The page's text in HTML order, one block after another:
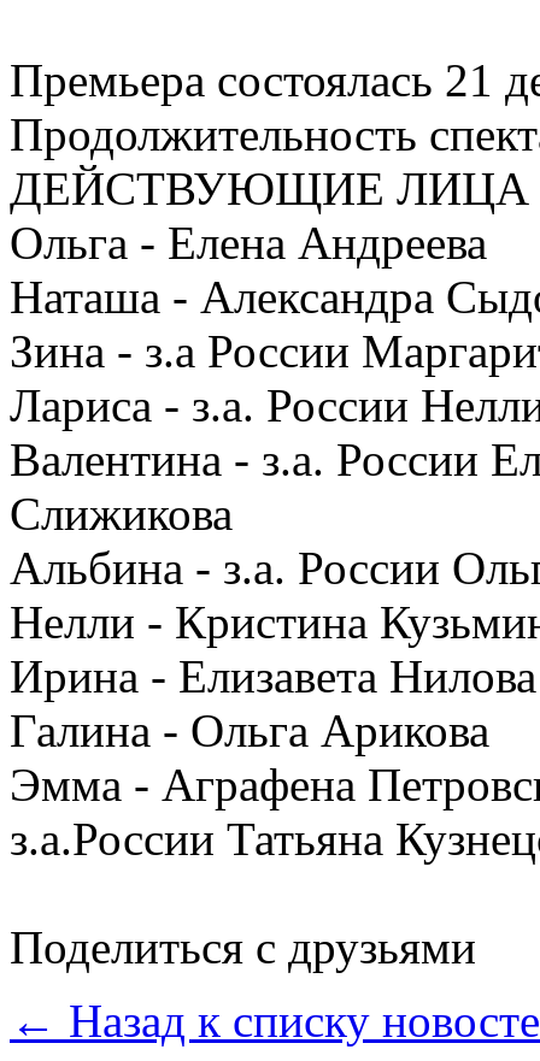
Премьера состоялась 21
Продолжительность
ДЕЙСТВУЮЩИЕ
Ольга - Елена Андреева
Наташа - Александра
Зина - з.а России
Лариса - з.а. России
Валентина - з.а. России
Слижикова
Альбина - з.а. России
Нелли - Кристина
Ирина - Елизавета Нилова
Галина - Ольга Арикова
Эмма - Аграфена
з.а.России Татьяна
Поделиться с друзьями
← Назад к списку